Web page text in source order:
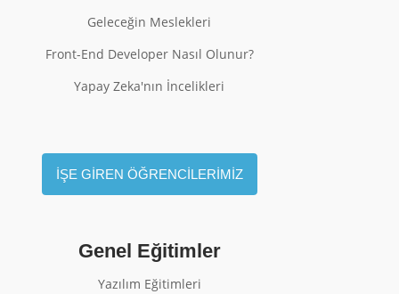
Geleceğin Meslekleri
Front-End Developer Nasıl Olunur?
Yapay Zeka'nın İncelikleri
İŞE GİREN ÖĞRENCİLERİMİZ
Genel Eğitimler
Yazılım Eğitimleri